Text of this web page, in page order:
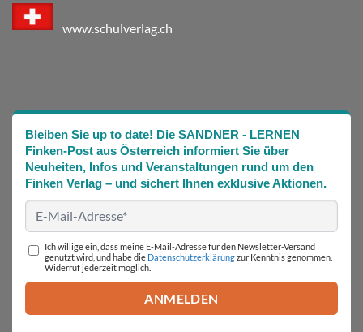
www.schulverlag.ch
Bleiben Sie up to date! Die SANDNER - LERNEN
Finken-Post aus Österreich informiert Sie über
Neuheiten, Infos und Veranstaltungen rund um den
Finken Verlag – und sichert Ihnen exklusive Aktionen.
Ich willige ein, dass meine E-Mail-Adresse für den Newsletter-Versand
genutzt wird, und habe die Datenschutzerklärungzur Kenntnis genommen.
Widerruf jederzeit möglich.